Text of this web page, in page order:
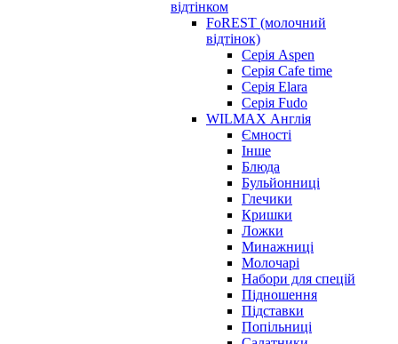
відтінком
FoREST (молочний
відтінок)
Серія Aspen
Серія Cafe time
Серія Elara
Серія Fudo
WILMAX Англія
Ємності
Інше
Блюда
Бульйонниці
Глечики
Кришки
Ложки
Минажниці
Молочарі
Набори для спецій
Підношення
Підставки
Попільниці